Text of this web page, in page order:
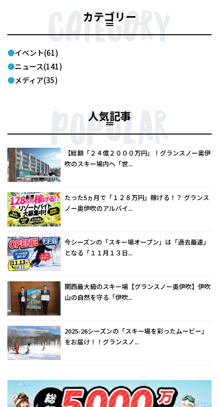
カテゴリー
イベント(61)
ニュース(141)
メディア(35)
人気記事
【総額「２４億２０００万円」！グランスノー奥伊
吹のスキー場内へ「世...
たった5ヵ月で「１２８万円」稼げる！？ グランス
ノー奥伊吹のアルバイ...
今シーズンの「スキー場オープン」は「過去最速」
となる「１１月１３日...
関西最大級のスキー場【グランスノー奥伊吹】伊吹
山の自然を守る「伊吹...
2025-26シーズンの「スキー場を彩ったムービー」
をお届け！！グランスノ...